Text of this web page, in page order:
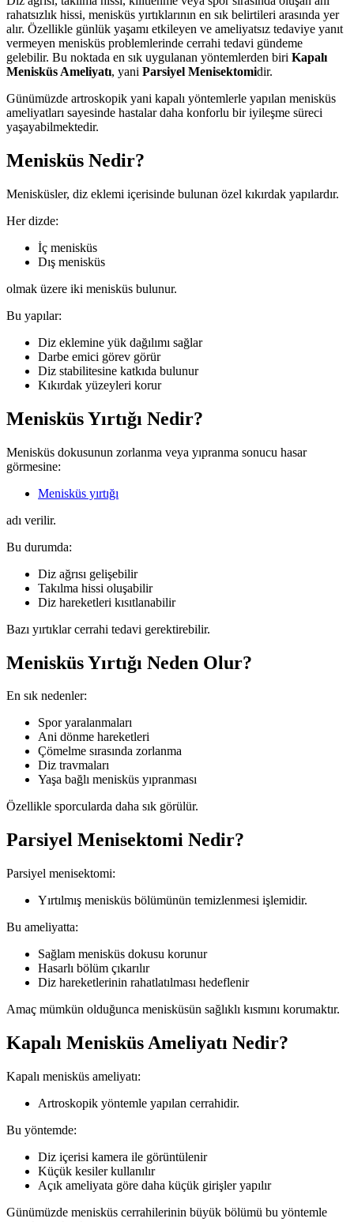
rahatsızlık hissi, menisküs yırtıklarının en sık belirtileri arasında yer
alır. Özellikle günlük yaşamı etkileyen ve ameliyatsız tedaviye yanıt
vermeyen menisküs problemlerinde cerrahi tedavi gündeme
gelebilir. Bu noktada en sık uygulanan yöntemlerden biri Kapalı
Menisküs Ameliyatı, yani Parsiyel Menisektomidir.
Günümüzde artroskopik yani kapalı yöntemlerle yapılan menisküs
ameliyatları sayesinde hastalar daha konforlu bir iyileşme süreci
yaşayabilmektedir.
Menisküs Nedir?
Menisküsler, diz eklemi içerisinde bulunan özel kıkırdak yapılardır.
Her dizde:
İç menisküs
Dış menisküs
olmak üzere iki menisküs bulunur.
Bu yapılar:
Diz eklemine yük dağılımı sağlar
Darbe emici görev görür
Diz stabilitesine katkıda bulunur
Kıkırdak yüzeyleri korur
Menisküs Yırtığı Nedir?
Menisküs dokusunun zorlanma veya yıpranma sonucu hasar
görmesine:
Menisküs yırtığı
adı verilir.
Bu durumda:
Diz ağrısı gelişebilir
Takılma hissi oluşabilir
Diz hareketleri kısıtlanabilir
Bazı yırtıklar cerrahi tedavi gerektirebilir.
Menisküs Yırtığı Neden Olur?
En sık nedenler:
Spor yaralanmaları
Ani dönme hareketleri
Çömelme sırasında zorlanma
Diz travmaları
Yaşa bağlı menisküs yıpranması
Özellikle sporcularda daha sık görülür.
Parsiyel Menisektomi Nedir?
Parsiyel menisektomi:
Yırtılmış menisküs bölümünün temizlenmesi işlemidir.
Bu ameliyatta:
Sağlam menisküs dokusu korunur
Hasarlı bölüm çıkarılır
Diz hareketlerinin rahatlatılması hedeflenir
Amaç mümkün olduğunca menisküsün sağlıklı kısmını korumaktır.
Kapalı Menisküs Ameliyatı Nedir?
Kapalı menisküs ameliyatı:
Artroskopik yöntemle yapılan cerrahidir.
Bu yöntemde:
Diz içerisi kamera ile görüntülenir
Küçük kesiler kullanılır
Açık ameliyata göre daha küçük girişler yapılır
Günümüzde menisküs cerrahilerinin büyük bölümü bu yöntemle